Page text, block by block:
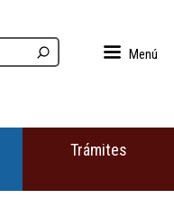
Menú
Trámites